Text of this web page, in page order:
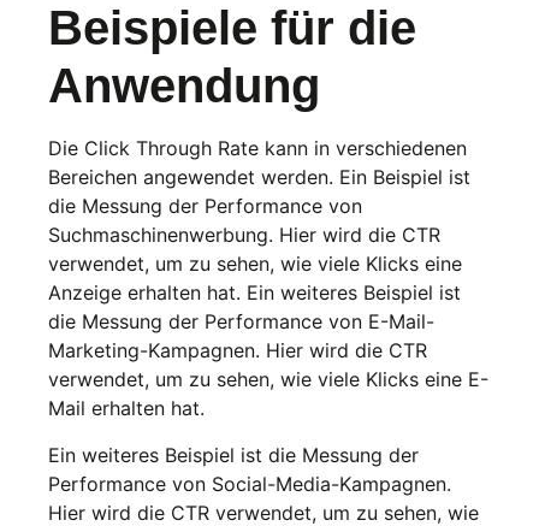
Beispiele für die
Anwendung
Die Click Through Rate kann in verschiedenen
Bereichen angewendet werden. Ein Beispiel ist
die Messung der Performance von
Suchmaschinenwerbung. Hier wird die CTR
verwendet, um zu sehen, wie viele Klicks eine
Anzeige erhalten hat. Ein weiteres Beispiel ist
die Messung der Performance von E-Mail-
Marketing-Kampagnen. Hier wird die CTR
verwendet, um zu sehen, wie viele Klicks eine E-
Mail erhalten hat.
Ein weiteres Beispiel ist die Messung der
Performance von Social-Media-Kampagnen.
Hier wird die CTR verwendet, um zu sehen, wie